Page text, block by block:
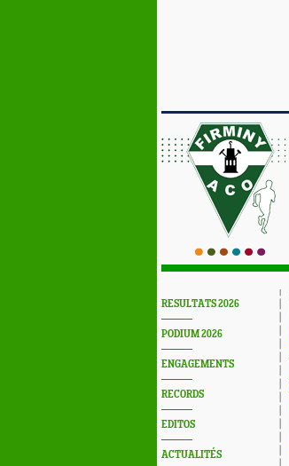
RESULTATS 2026
PODIUM 2026
ENGAGEMENTS
RECORDS
EDITOS
ACTUALITÉS